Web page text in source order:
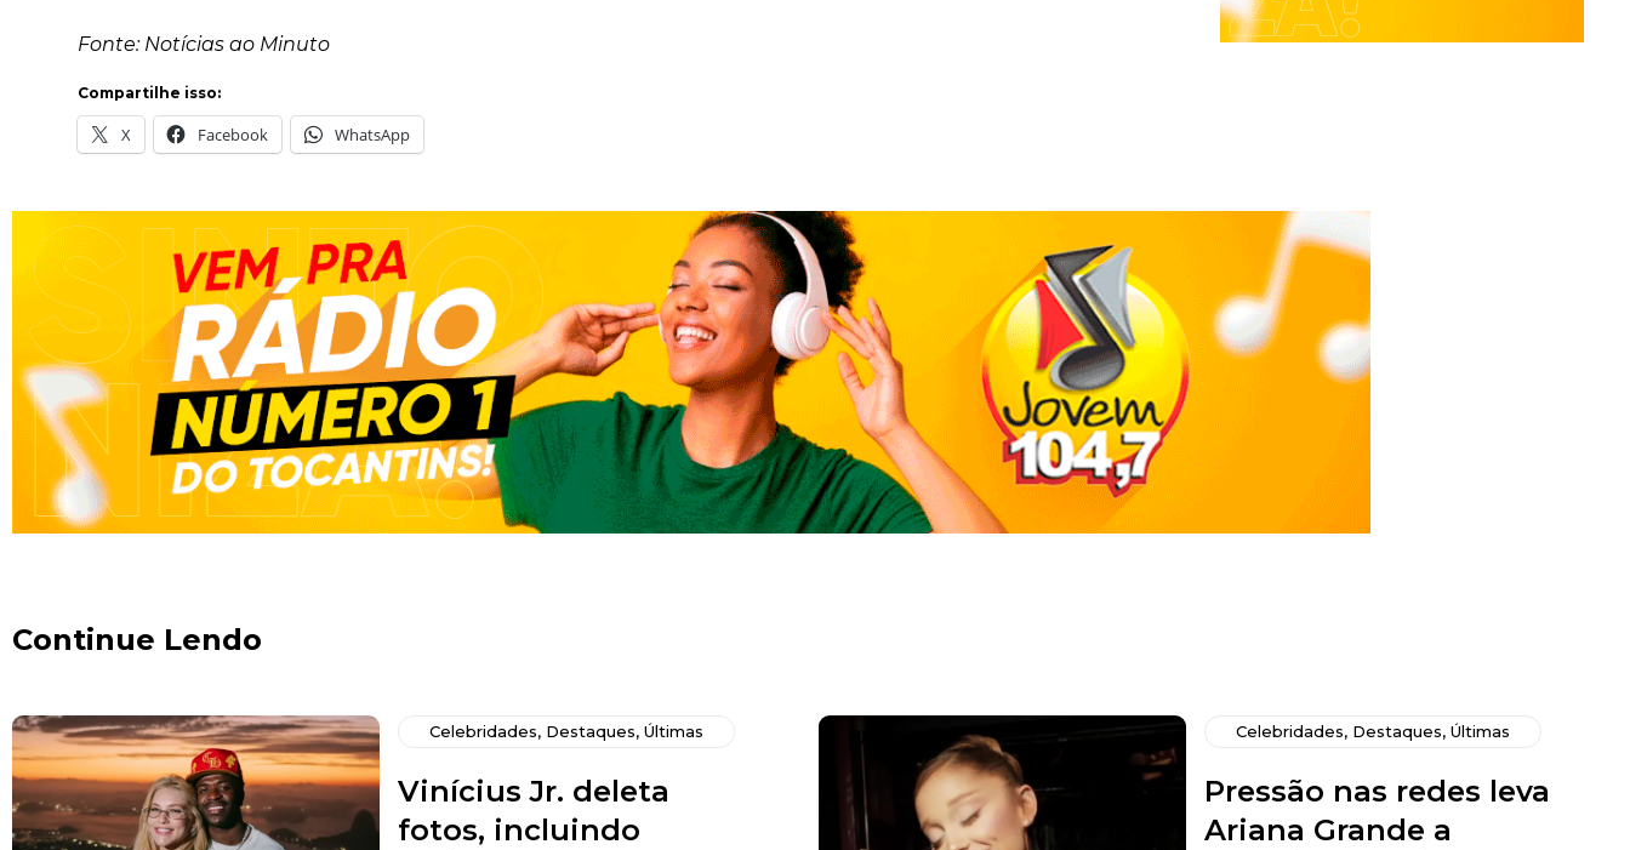
Fonte: Notícias ao Minuto
Compartilhe isso:
X Facebook WhatsApp
Continue Lendo
Celebridades, Destaques, Últimas
Vinícius Jr. deleta
fotos, incluindo
Celebridades, Destaques, Últimas
Pressão nas redes leva
Ariana Grande a